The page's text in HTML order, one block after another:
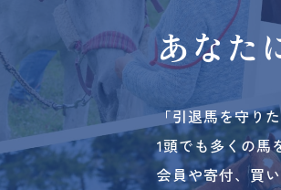
あなた
「引退馬を守り
1頭でも多くの馬
会員や寄付、買